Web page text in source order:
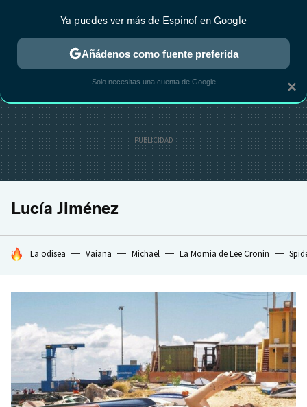
ESTRENOS REALITY ANIME RANKINGS CINE
Lucía Jiménez
HOY SE HABLA DE
La odisea Vaiana Michael La Momia de Lee Cronin
×
Ya puedes ver más de Espinof en Google
Añádenos como fuente preferida
Solo necesitas una cuenta de Google